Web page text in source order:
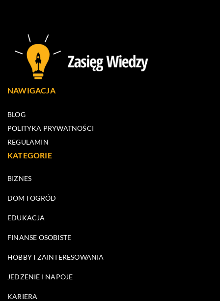
NAWIGACJA
BLOG
POLITYKA PRYWATNOŚCI
REGULAMIN
KATEGORIE
BIZNES
DOM I OGRÓD
EDUKACJA
FINANSE OSOBISTE
HOBBY I ZAINTERESOWANIA
JEDZENIE I NAPOJE
KARIERA